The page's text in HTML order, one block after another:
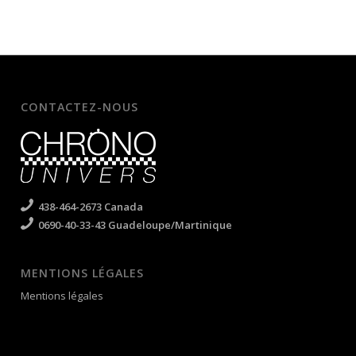
CONTACTEZ-NOUS
438-464-2673 Canada
0690-40-33-43 Guadeloupe/Martinique
MENTIONS LÉGALES
Mentions légales